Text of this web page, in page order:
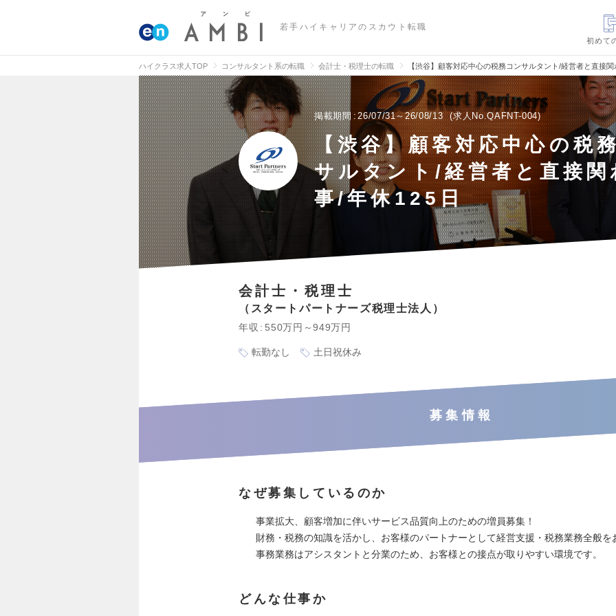
若手ハイキャリアのスカウト転職
初めて
ハイクラス求人TOP コンサルタント系の転職 会計士・税理士の転職 【渋谷】顧客対応中心の税務コンサルタント/経営者と直接
掲載期間 26/07/31～26/08/13 求人No.QAFNT-004
【渋谷】顧客対応中心の税
サルタント/経営者と直接関
事/年休125日
会計士・税理士
スタートパートナーズ税理士法人
年収 550万円～949万円
転勤なし 土日祝休み
募集情報
なぜ募集しているのか
事業拡大、顧客増加に伴いサービス品質向上のための増員募集！
財務・税務の知識を活かし、お客様のパートナーとして経営支援・税務業務全般を
事務業務はアシスタントと分業のため、お客様との接点が取りやすい環境です。
どんな仕事か